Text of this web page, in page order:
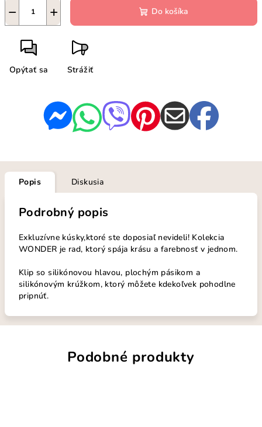
+
− Do košíka
Opýtať sa Strážiť
Popis Diskusia
Podrobný popis
Exkluzívne kúsky,ktoré ste doposiaľ nevideli! Kolekcia
WONDER je rad, ktorý spája krásu a farebnosť v jednom.
Klip so silikónovou hlavou, plochým pásikom a
silikónovým krúžkom, ktorý môžete kdekoľvek pohodlne
pripnúť.
Podobné produkty